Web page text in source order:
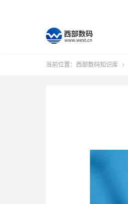
当前位置： 西部数码知识库 